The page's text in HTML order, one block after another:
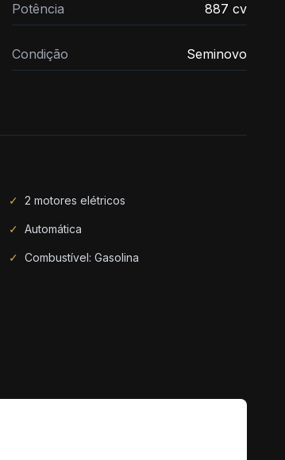
Potência 887 cv
Condição Seminovo
✓ 2 motores elétricos
✓ Automática
✓ Combustível: Gasolina